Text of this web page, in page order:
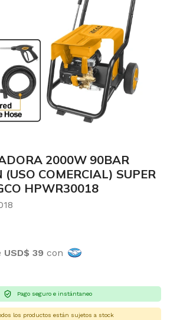
2000W 90BAR
(USO COMERCIAL) SUPER
HPWR30018
USD$ 39 con
Pago seguro e instántaneo
los productos están sujetos a stock